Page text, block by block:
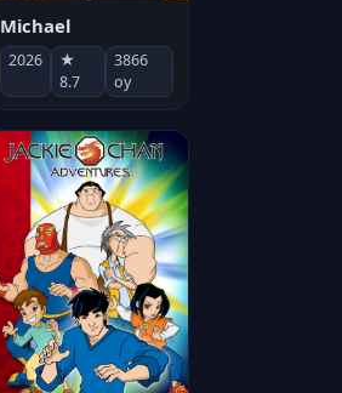
Michael
2026
★
8.7
3866
oy